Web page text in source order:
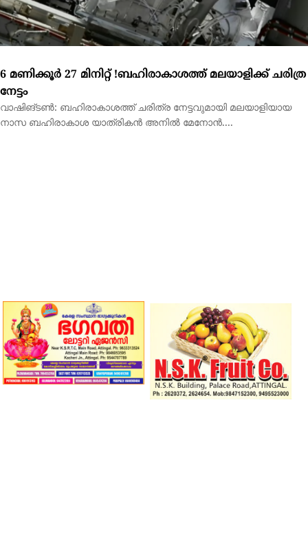
നാസ ബഹിരാകാശ യാത്രികന്‍ അനില്‍ മേനോന്‍....